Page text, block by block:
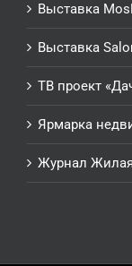
Выставка
Выставка
ТВ проект
Ярмарка
Журнал